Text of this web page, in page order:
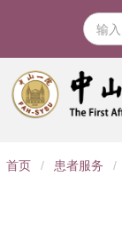
导
首页 / 患者服务 /